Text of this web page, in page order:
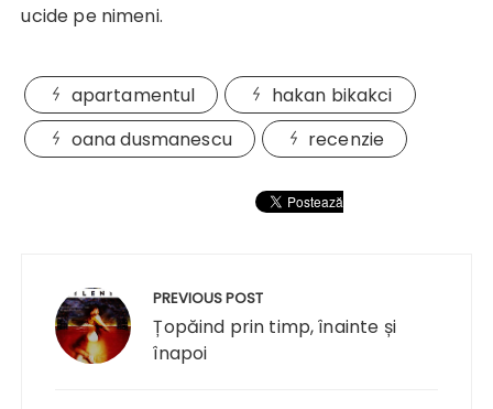
ucide pe nimeni.
apartamentul
hakan bikakci
oana dusmanescu
recenzie
articole
PREVIOUS POST
Țopăind prin timp, înainte și
înapoi